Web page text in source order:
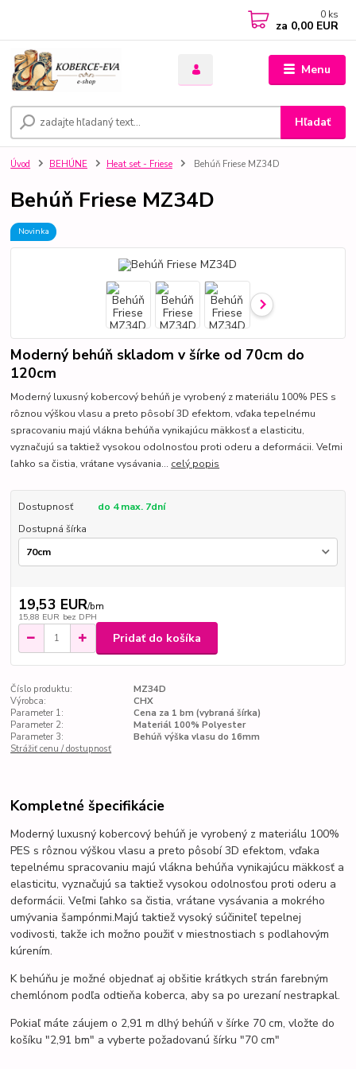
Menu
Hľadať
0 ks
za 0,00 EUR
Úvod BEHÚNE Heat set - Friese Behúň Friese MZ34D
Behúň Friese MZ34D
Novinka
Moderný behúň skladom v šírke od 70cm do
120cm
Moderný luxusný kobercový behúň je vyrobený z materiálu 100% PES s
rôznou výškou vlasu a preto pôsobí 3D efektom, vďaka tepelnému
spracovaniu majú vlákna behúňa vynikajúcu mäkkosť a elasticitu,
vyznačujú sa taktiež vysokou odolnosťou proti oderu a deformácii. Veľmi
ľahko sa čistia, vrátane vysávania... celý popis
Dostupnosť
do 4 max. 7dní
Dostupná šírka
19,53 EUR/bm
15,88 EUR bez DPH
Pridať do košíka
Číslo produktu:
MZ34D
Výrobca:
CHX
Parameter 1:
Cena za 1 bm (vybraná šírka)
Parameter 2:
Materiál 100% Polyester
Parameter 3:
Behúň výška vlasu do 16mm
Strážiť cenu / dostupnosť
Kompletné špecifikácie
Moderný luxusný kobercový behúň je vyrobený z materiálu 100%
PES s rôznou výškou vlasu a preto pôsobí 3D efektom, vďaka
tepelnému spracovaniu majú vlákna behúňavynikajúcu mäkkosť a
elasticitu,vyznačujú sa taktiež vysokou odolnosťou proti oderu a
deformácii.Veľmi ľahko sa čistia, vrátane vysávania a mokrého
umývania šampónmi.Majú taktiež vysoký súčiniteľ tepelnej
vodivosti, takže ich možno použiť v miestnostiach s podlahovým
kúrením.
K behúňu je možné objednať aj obšitie krátkych strán farebným
chemlónom podľa odtieňa koberca, aby sa po urezaní nestrapkal.
Pokiaľ máte záujem o 2,91 m dlhý behúň v šírke 70 cm, vložte do
košíku "2,91 bm" a vyberte požadovanú šírku "70 cm"